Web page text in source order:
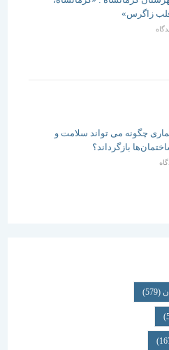
می تواند سلامت و
بازگرداند؟